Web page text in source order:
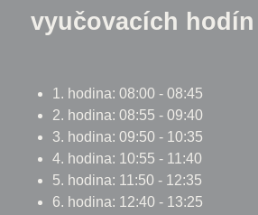
vyučovacích hodín
1. hodina: 08:00 - 08:45
2. hodina: 08:55 - 09:40
3. hodina: 09:50 - 10:35
4. hodina: 10:55 - 11:40
5. hodina: 11:50 - 12:35
6. hodina: 12:40 - 13:25